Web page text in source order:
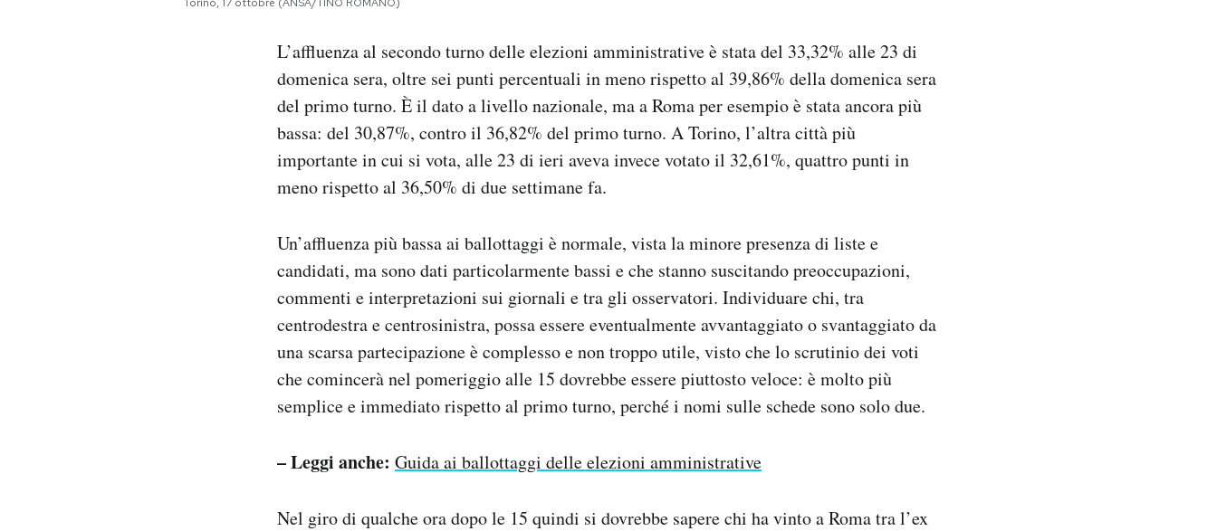
L’affluenza al secondo turno delle elezioni amministrative è stata del 33,32% alle 23 di
domenica sera, oltre sei punti percentuali in meno rispetto al 39,86% della domenica sera
del primo turno. È il dato a livello nazionale, ma a Roma per esempio è stata ancora più
bassa: del 30,87%, contro il 36,82% del primo turno. A Torino, l’altra città più
importante in cui si vota, alle 23 di ieri aveva invece votato il 32,61%, quattro punti in
meno rispetto al 36,50% di due settimane fa.
Un’affluenza più bassa ai ballottaggi è normale, vista la minore presenza di liste e
candidati, ma sono dati particolarmente bassi e che stanno suscitando preoccupazioni,
commenti e interpretazioni sui giornali e tra gli osservatori. Individuare chi, tra
centrodestra e centrosinistra, possa essere eventualmente avvantaggiato o svantaggiato da
una scarsa partecipazione è complesso e non troppo utile, visto che lo scrutinio dei voti
che comincerà nel pomeriggio alle 15 dovrebbe essere piuttosto veloce: è molto più
semplice e immediato rispetto al primo turno, perché i nomi sulle schede sono solo due.
– Leggi anche: Guida ai ballottaggi delle elezioni amministrative
Nel giro di qualche ora dopo le 15 quindi si dovrebbe sapere chi ha vinto a Roma tra l’ex